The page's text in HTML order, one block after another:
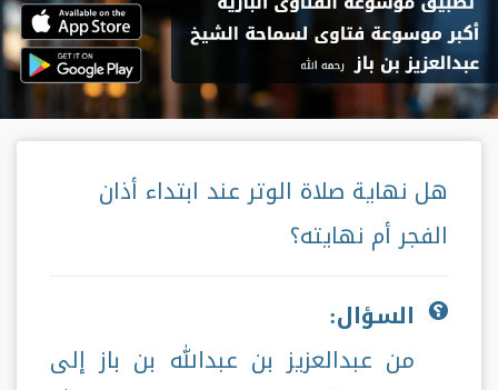
هل نهاية صلاة الوتر عند ابتداء أذان
الفجر أم نهايته؟
السؤال:
من عبدالعزيز بن عبدالله بن باز إلى